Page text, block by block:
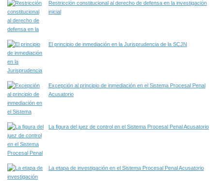
Restricción constitucional al derecho de defensa en la investigación
inicial
El principio de inmediación en la Jurisprudencia de la SCJN
Excepción al principio de inmediación en el Sistema Procesal Penal
Acusatorio
La figura del juez de control en el Sistema Procesal Penal Acusatorio
La etapa de investigación en el Sistema Procesal Penal Acusatorio